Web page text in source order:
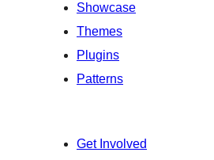
Showcase
Themes
Plugins
Patterns
Get Involved